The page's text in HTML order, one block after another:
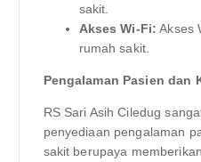
sakit.
Akses Wi-Fi: Akses
rumah sakit.
Pengalaman Pasien dan
RS Sari Asih Ciledug
penyediaan pengalaman
sakit berupaya